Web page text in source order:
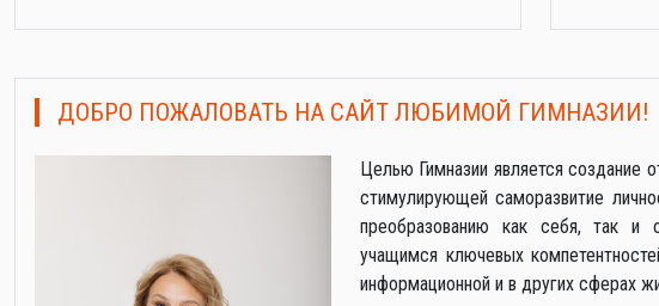
ДОБРО ПОЖАЛОВАТЬ НА САЙТ ЛЮБИМОЙ ГИМНАЗИИ!
Целью Гимназии является создание
стимулирующей саморазвитие
преобразованию как себя, так и
учащимся ключевых
информационной и в других сферах